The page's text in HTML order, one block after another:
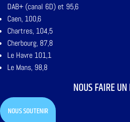
DAB+ (canal 6D) et 95,6
Caen, 100,6
Chartres, 104,5
Cherbourg, 87,8
Le Havre 101,1
Le Mans, 98,8
NOUS FAIRE
NOUS SOUTENIR